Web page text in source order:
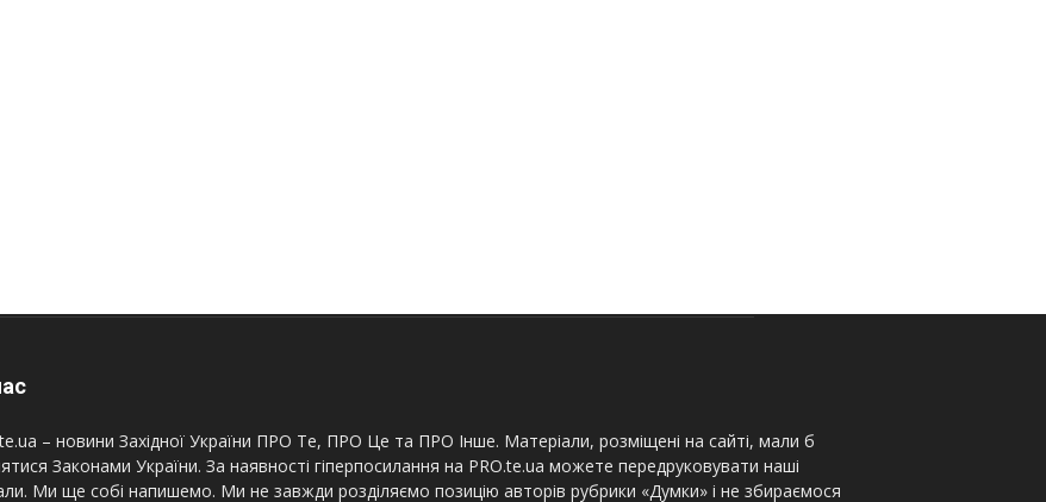
– новини Західної України ПРО Те, ПРО Це та ПРО Інше. Матеріали, розміщені на сайті, мали б
Законами України. За наявності гіперпосилання на PRO.te.ua можете передруковувати наші
Ми ще собі напишемо. Ми не завжди розділяємо позицію авторів рубрики «Думки» і не збираємося